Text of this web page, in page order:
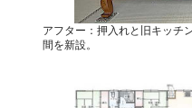
アフター：押入れと旧キッチ
間を新設。